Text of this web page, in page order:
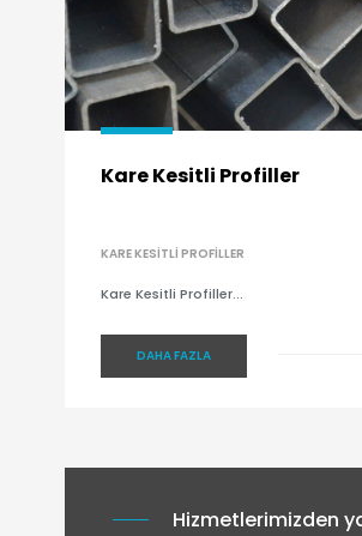
Kare Kesitli Profiller
KARE KESITLI PROFILLER
Kare Kesitli Profiller...
DAHA FAZLA
Hizmetlerimizden